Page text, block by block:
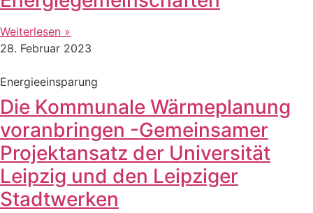
Weiterlesen »
28. Februar 2023
Energieeinsparung
Die Kommunale Wärmeplanung
voranbringen -Gemeinsamer
Projektansatz der Universität
Leipzig und den Leipziger
Stadtwerken